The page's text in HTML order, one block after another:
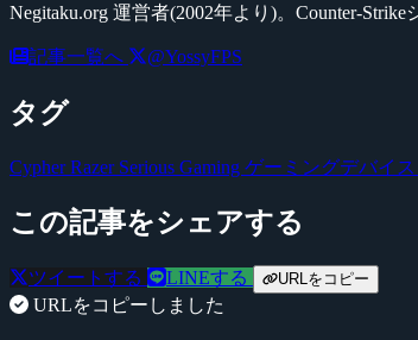
Negitaku.org 運営者(2002年より)。Counter-
記事一覧へ @YossyFPS
タグ
CypherRazer Serious Gaming ゲーミングデバイス
この記事をシェアする
ツイートする LINEする URLをコピー
URLをコピーしました